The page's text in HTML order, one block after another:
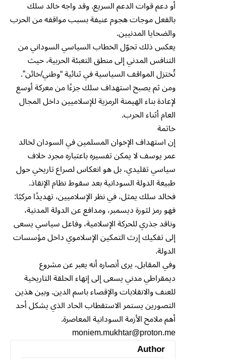
أو دعم قوات الدعم السريع. وقد واجه خالد سلك
بالفعل موجات هجوم عنيفة بسبب مواقفه من الحرب
والضحايا المدنيين.
يعكس ذلك تحوّل الخطاب السياسي السوداني من
التنافس المدني إلى منطق التعبئة الحربية، حيث
تُختزل المواقف السياسية في ثنائية “وطني/خائن”.
ومن ثم يصبح استهداف سلك جزءًا من معركة أوسع
لإعادة بناء الهيمنة الرمزية للإسلاميين داخل المجال
العام أثناء الحرب.
خاتمة
إن استهداف الإخوان المسلمين في السودان لخالد
عمر يوسف لا يمكن تفسيره باعتباره مجرد خلاف
سياسي تقليدي، بل هو انعكاس لصراع تاريخي حول
طبيعة الدولة السودانية بعد سقوط نظام الإنقاذ.
فخالد سلك يمثل، في نظر الإسلاميين، تهديدًا مركبًا:
فهو رمز لثورة ديسمبر، ومدافع عن الدولة المدنية،
وناقد جذري للحركة الإسلامية، وفاعل سياسي يسعى
إلى تفكيك إرث التمكين الإسلاموي داخل مؤسسات
الدولة.
وفي المقابل، يرى أنصاره أنه يعبر عن مشروع
ديمقراطي مدني يسعى إلى إنهاء الحلقة التاريخية
للعنف والانقلابات والإقصاء باسم الدين. وبين هذين
التصورين يستمر الاستقطاب الحاد الذي يشكل أحد
أهم ملامح الأزمة السودانية المعاصرة.
moniem.mukhtar@proton.me
Author